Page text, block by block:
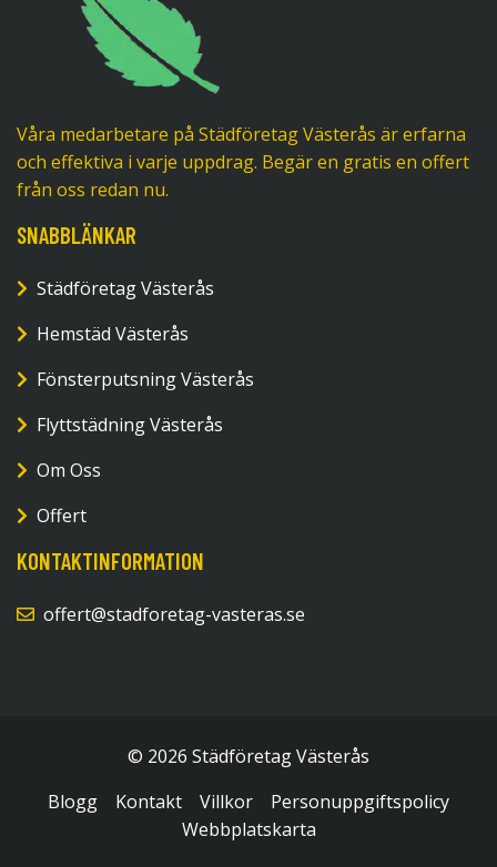
Våra medarbetare på Städföretag Västerås är erfarna
och effektiva i varje uppdrag. Begär en gratis en offert
från oss redan nu.
SNABBLÄNKAR
Städföretag Västerås
Hemstäd Västerås
Fönsterputsning Västerås
Flyttstädning Västerås
Om Oss
Offert
KONTAKTINFORMATION
offert@stadforetag-vasteras.se
© 2026 Städföretag Västerås
Blogg
Kontakt Villkor
Personuppgiftspolicy
Webbplatskarta